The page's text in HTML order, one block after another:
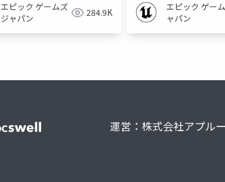
エピック ゲームズ
ジャパン
284.9K
エピック ゲー
ャパン
運営：株式会社アプル